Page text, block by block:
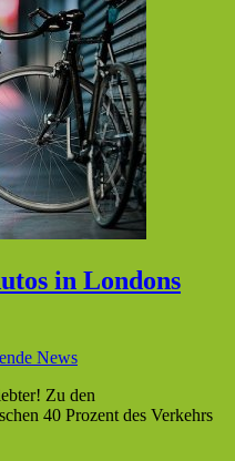
in Londons
News
Zu den
40 Prozent des Verkehrs